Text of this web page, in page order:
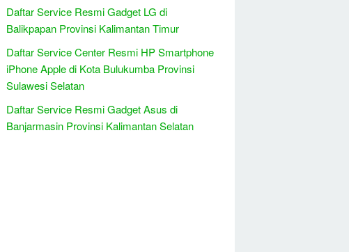
Daftar Service Resmi Gadget LG di
Balikpapan Provinsi Kalimantan Timur
Daftar Service Center Resmi HP Smartphone
iPhone Apple di Kota Bulukumba Provinsi
Sulawesi Selatan
Daftar Service Resmi Gadget Asus di
Banjarmasin Provinsi Kalimantan Selatan